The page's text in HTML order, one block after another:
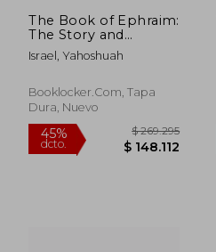
45%
dcto.
$ 153.817
The Book of Ephraim:
The Story and
Prophecy of the
Thirteen Tribes of the
Inglés)
Israel, Yahoshuah
Booklocker.com, Tapa
Dura, Nuevo